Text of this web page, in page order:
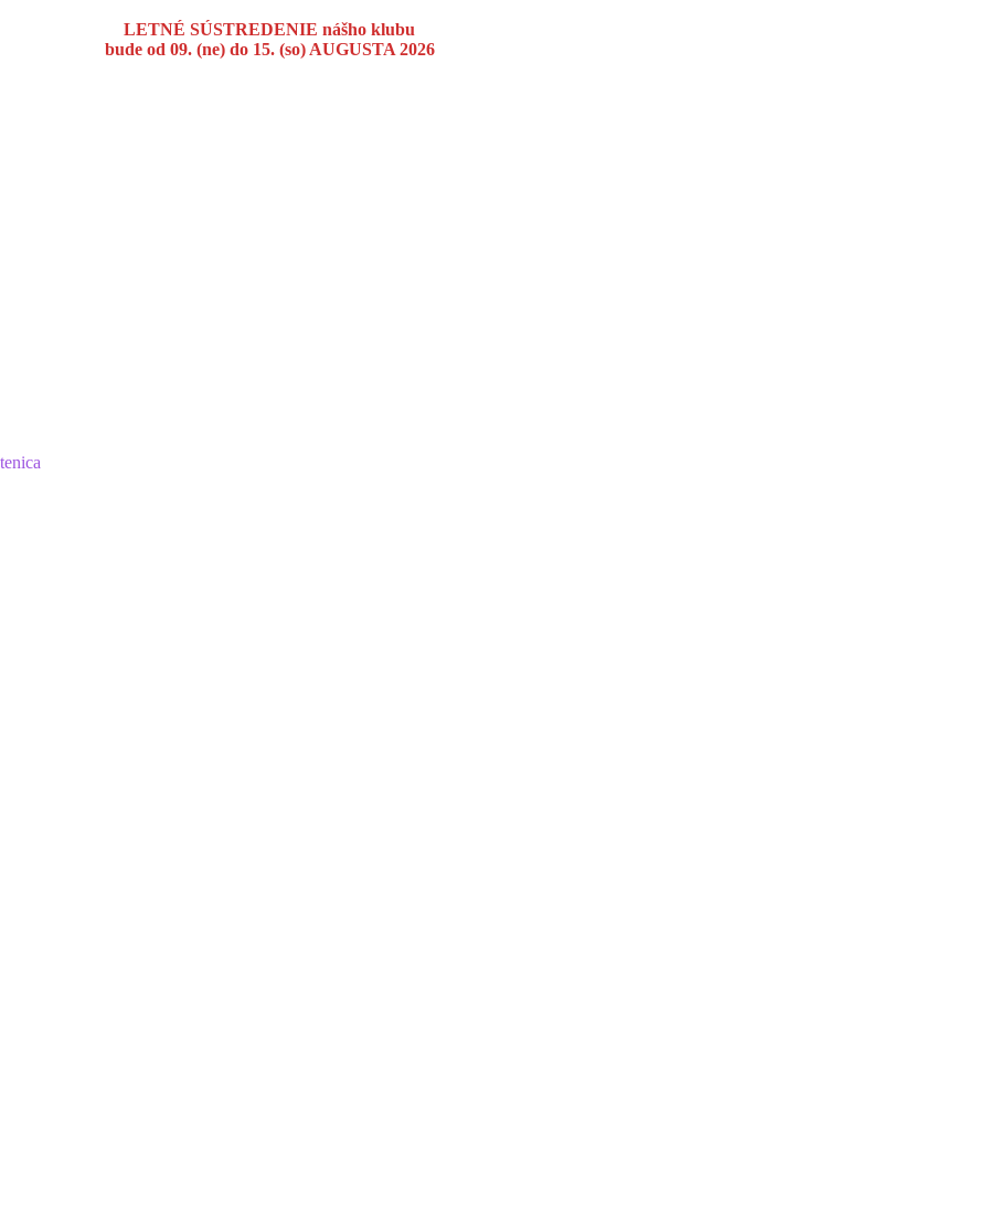
LETNÉ SÚSTREDENIE nášho klubu
bude od 09. (ne) do 15. (so) AUGUSTA 2026